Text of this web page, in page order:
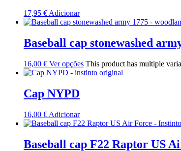
17,95 €Adicionar
Baseball cap stonewashed
16,00 € Ver opções This product has multiple
Cap NYPD
16,00 € Adicionar
Baseball cap F22 Raptor US